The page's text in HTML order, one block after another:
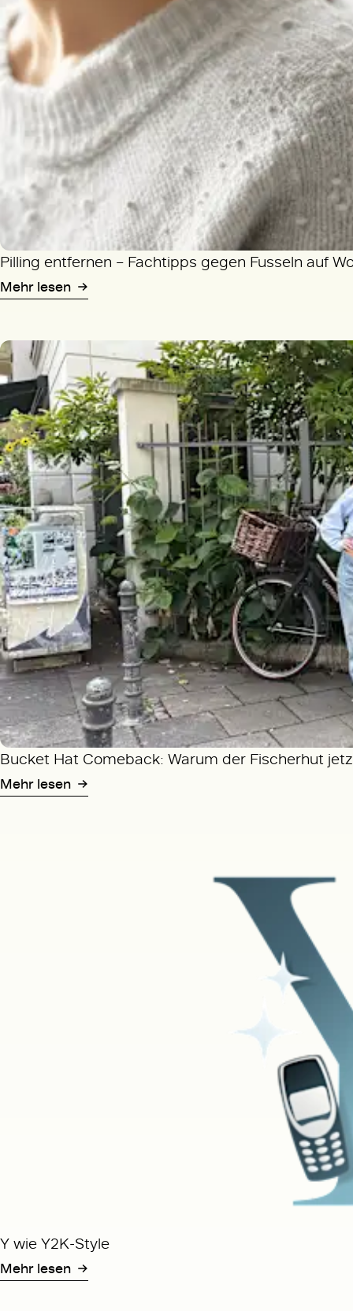
Pilling entfernen – Fachtipps gegen Fusseln auf
Mehr lesen
Bucket Hat Comeback: Warum der Fischerhut
Mehr lesen
Y wie Y2K-Style
Mehr lesen